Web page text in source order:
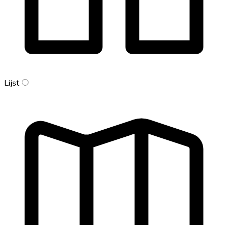
Lijst